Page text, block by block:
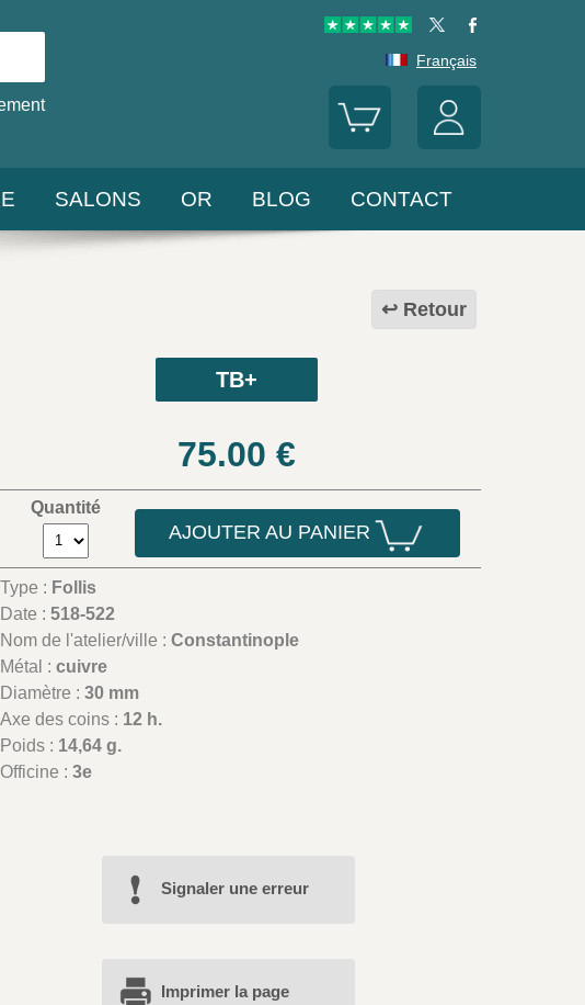
Français
SALONS OR BLOG CONTACT
Retour
TB+
75.00 €
Quantité
AJOUTER AU PANIER
Type : Follis
Date :518-522
Nom de l'atelier/ville :Constantinople
Métal :cuivre
Diamètre :30 mm
Axe des coins : 12 h.
Poids : 14,64 g.
Officine :3e
Signaler une erreur
Imprimer la page